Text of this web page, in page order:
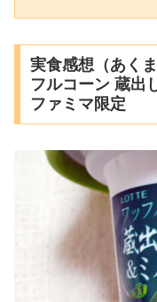
実食感想（あく
フルコーン 蔵出
ファミマ限定